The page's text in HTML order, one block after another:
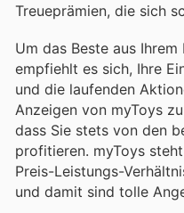
Treueprämien, die sich
Um das Beste aus
empfiehlt es sich, Ihre
und die laufenden
Anzeigen von myToys
dass Sie stets von den
profitieren. myToys
Preis-Leistungs-
und damit sind tolle